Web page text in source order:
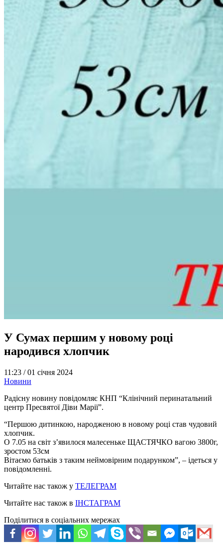
У Сумах першим у новому році
народився хлопчик
11:23 /01 січня 2024
Новини
Радісну новину повідомляє КНП “Клінічний перинатальний
центр Пресвятої Діви Марії”.
“Першою дитинкою, народженою в новому році став чудовий
хлопчик.
О 7.05 на світ зʼявилося малесеньке ЩАСТЯЧКО вагою 3800г,
зростом 53см
Вітаємо батьків з таким неймовірним подарунком”, – ідеться у
повідомленні.
Читайте нас також у ТЕЛЕГРАМ
Читайте нас також в ІНСТАГРАМ
Поділитися в соціальних мережах